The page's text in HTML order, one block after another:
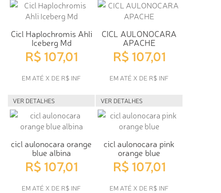
Cicl Haplochromis Ahli
Iceberg Md
R$ 107,01
EM ATÉ X DE R$ INF
VER DETALHES
CICL AULONOCARA
APACHE
R$ 107,01
EM ATÉ X DE R$ INF
VER DETALHES
cicl aulonocara orange
blue albina
R$ 107,01
EM ATÉ X DE R$ INF
cicl aulonocara pink
orange blue
R$ 107,01
EM ATÉ X DE R$ INF